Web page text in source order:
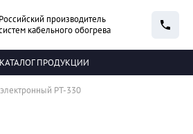
Российский производитель
кабельного обогрева
ПРОДУКЦИИ
РТ-330